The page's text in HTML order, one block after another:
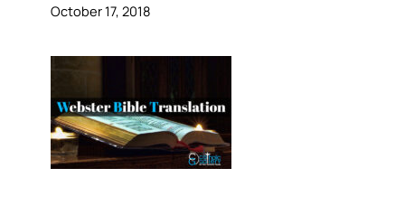
October 17, 2018